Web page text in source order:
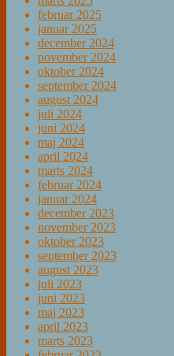
februar 2025
januar 2025
december 2024
november 2024
oktober 2024
september 2024
august 2024
juli 2024
juni 2024
maj 2024
april 2024
marts 2024
februar 2024
januar 2024
december 2023
november 2023
oktober 2023
september 2023
august 2023
juli 2023
juni 2023
maj 2023
april 2023
marts 2023